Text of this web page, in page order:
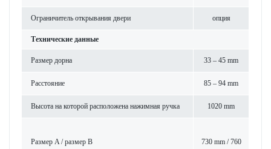
Ограничитель открывания двери опция
Технические данные
Размер дорна 33 – 45 mm
Расстояние 85 – 94 mm
Высота на которой расположена нажимная ручка 1020 mm
Размер A / размер B
730 mm / 760